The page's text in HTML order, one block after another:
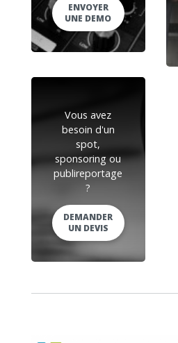
ENVOYER
UNE DEMO
Vous avez
besoin d'un
spot,
sponsoring ou
publireportage
?
DEMANDER
UN DEVIS